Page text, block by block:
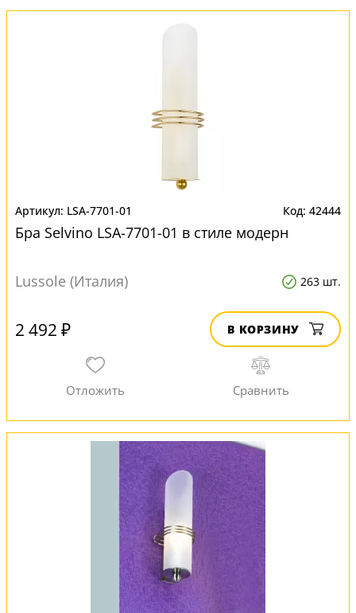
LSA-7701-01 42444
Бра Selvino LSA-7701-01 в стиле модерн
Lussole (Италия) 263 шт.
2 492 ₽ В КОРЗИНУ